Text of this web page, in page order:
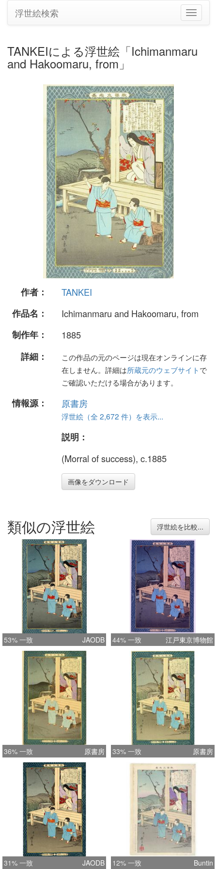
ナ
ビ
シ
浮世絵検索
TANKEIによる浮世絵「Ichimanmaru
and Hakoomaru, from」
作者：
TANKEI
作品名：
Ichimanmaru and Hakoomaru, from
制作年：
1885
詳細：
この作品の元のページは現在オンラインに存
在しません。詳細は所蔵元のウェブサイトで
ご確認いただける場合があります。
情報源： 原書房
浮世絵（全 2,672 件）を表示...
説明：
(Morral of success), c.1885
画像をダウンロード
類似の浮世絵 浮世絵を比較...
53% 一致 JAODB 44% 一致 江戸東京博物館
36% 一致 原書房 33% 一致 原書房
31% 一致 JAODB 12% 一致 Buntin